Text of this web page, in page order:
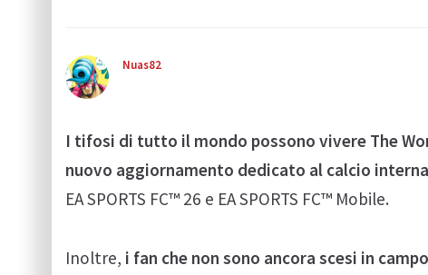
Nuas82
I tifosi di tutto il mondo possono vivere The
nuovo aggiornamento dedicato al calcio
EA SPORTS FC™ 26 e EA SPORTS FC™ Mobile.
Inoltre, i fan che non sono ancora scesi in